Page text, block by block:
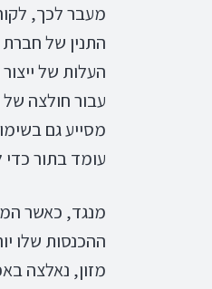
מעבר לכך,
התנין של
העלות של
עבור חולצה של
מסייע גם
עומד בתור
מנגד, כאשר
ההכנסות שלו